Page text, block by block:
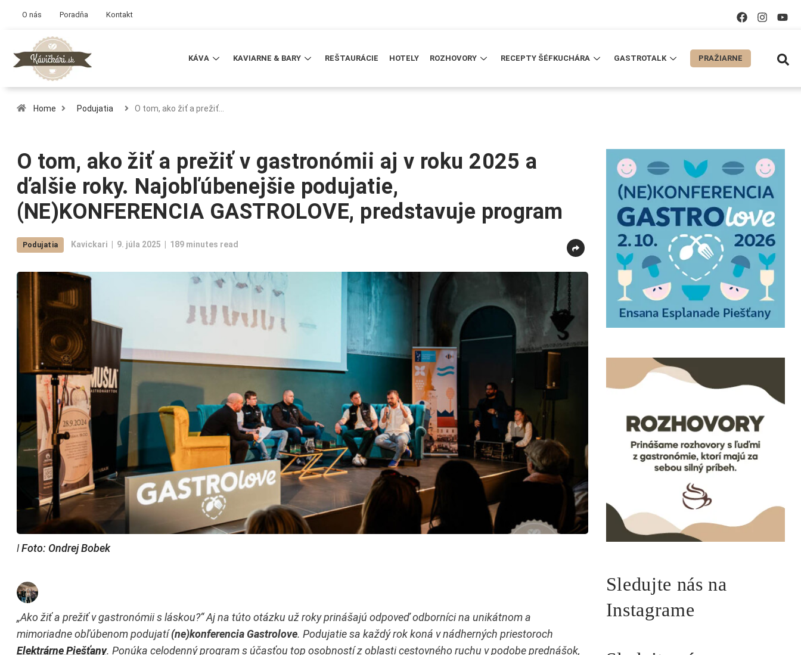
O nás Poradňa Kontakt
KÁVA KAVIARNE & BARY REŠTAURÁCIE HOTELY ROZHOVORY RECEPTY ŠÉFKUCHÁRA GASTROTALK PRAŽIARNE
Home Podujatia O tom, ako žiť a prežiť…
O tom, ako žiť a prežiť v gastronómii aj v roku 2025 a
ďalšie roky. Najobľúbenejšie podujatie,
(NE)KONFERENCIA GASTROLOVE, predstavuje program
Podujatia Kavickari 9. júla 2025 189 minutes read
ǀ Foto: Ondrej Bobek
„Ako žiť a prežiť v gastronómii s láskou?“ Aj na túto otázku už roky prinášajú odpoveď odborníci na unikátnom a
mimoriadne obľúbenom podujatí(ne)konferencia Gastrolove. Podujatie sa každý rok koná v nádherných priestoroch
Elektrárne Piešťany. Ponúka celodenný program s účasťou top osobností z oblasti cestovného ruchu v podobe prednášok,
Sledujte nás na
Instagrame